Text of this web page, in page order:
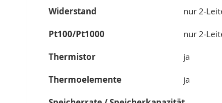
Widerstand
nur 2-
Pt100/Pt1000
nur 2-
Thermistor
ja
Thermoelemente
ja